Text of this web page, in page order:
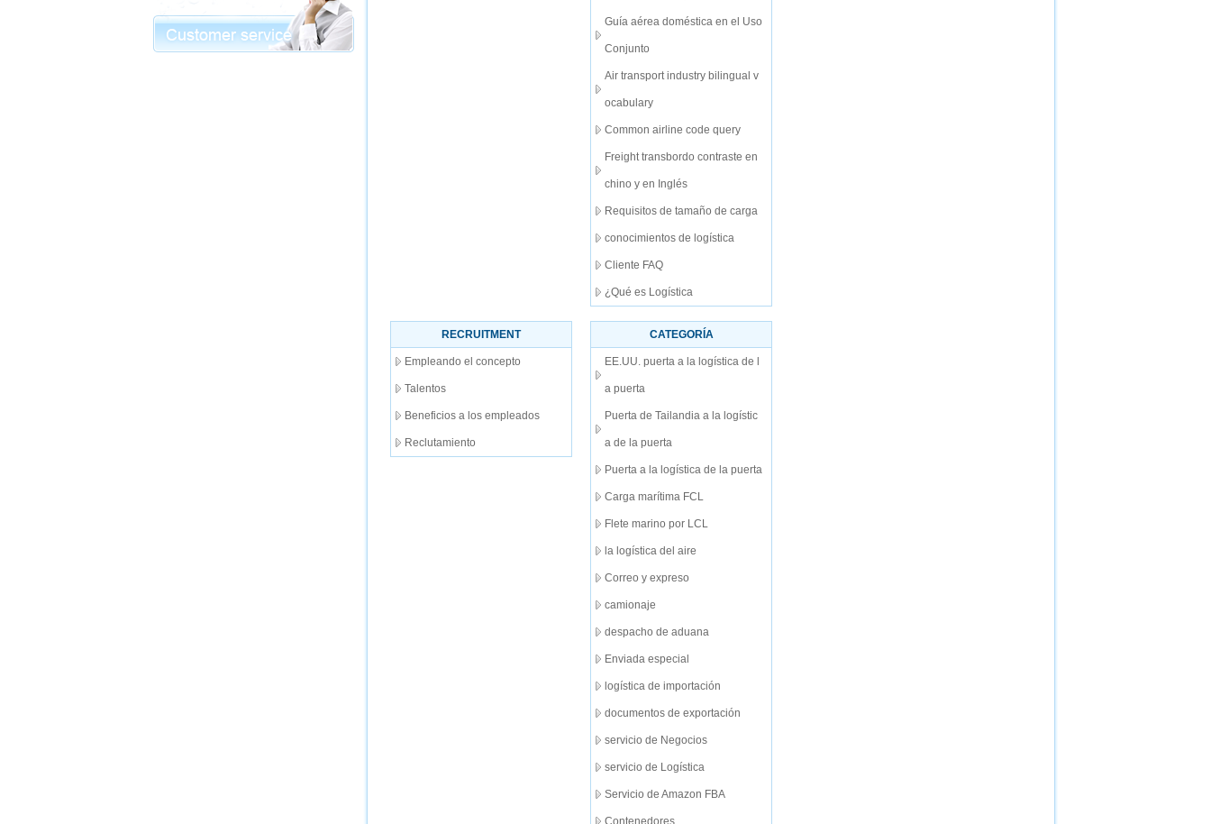
Guía aérea doméstica en el Uso
Conjunto
Air transport industry bilingual v
ocabulary
Common airline code query
Freight transbordo contraste en
chino y en Inglés
Requisitos de tamaño de carga
conocimientos de logística
Cliente FAQ
¿Qué es Logística
RECRUITMENT
Empleando el concepto
Talentos
Beneficios a los empleados
Reclutamiento
CATEGORÍA
EE.UU. puerta a la logística de l
a puerta
Puerta de Tailandia a la logístic
a de la puerta
Puerta a la logística de la puerta
Carga marítima FCL
Flete marino por LCL
la logística del aire
Correo y expreso
camionaje
despacho de aduana
Enviada especial
logística de importación
documentos de exportación
servicio de Negocios
servicio de Logística
Servicio de Amazon FBA
Contenedores